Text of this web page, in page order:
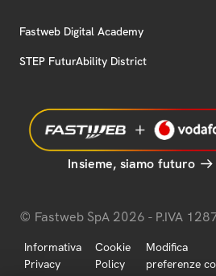
Fastweb Digital Academy
STEP FuturAbility District
Insieme, siamo futuro
© Fastweb SpA 2026 - P.IVA
Informativa
Privacy
Cookie
Policy
Modifica
preferenze